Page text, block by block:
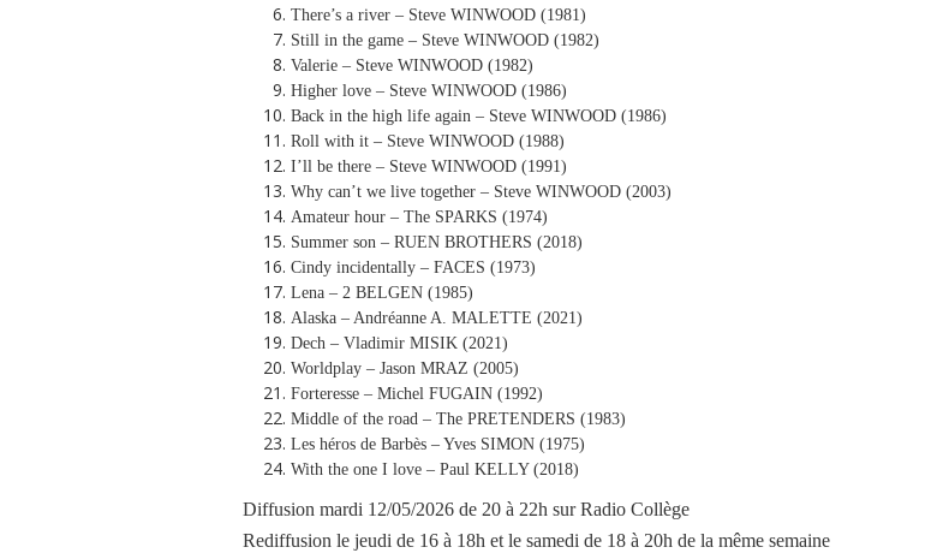
There’s a river – Steve WINWOOD (1981)
Still in the game – Steve WINWOOD (1982)
Valerie – Steve WINWOOD (1982)
Higher love – Steve WINWOOD (1986)
Back in the high life again – Steve WINWOOD (1986)
Roll with it – Steve WINWOOD (1988)
I’ll be there – Steve WINWOOD (1991)
Why can’t we live together – Steve WINWOOD (2003)
Amateur hour – The SPARKS (1974)
Summer son – RUEN BROTHERS (2018)
Cindy incidentally – FACES (1973)
Lena – 2 BELGEN (1985)
Alaska – Andréanne A. MALETTE (2021)
Dech – Vladimir MISIK (2021)
Worldplay – Jason MRAZ (2005)
Forteresse – Michel FUGAIN (1992)
Middle of the road – The PRETENDERS (1983)
Les héros de Barbès – Yves SIMON (1975)
With the one I love – Paul KELLY (2018)
Diffusion mardi 12/05/2026 de 20 à 22h sur Radio Collège
Rediffusion le jeudi de 16 à 18h et le samedi de 18 à 20h de la même semaine